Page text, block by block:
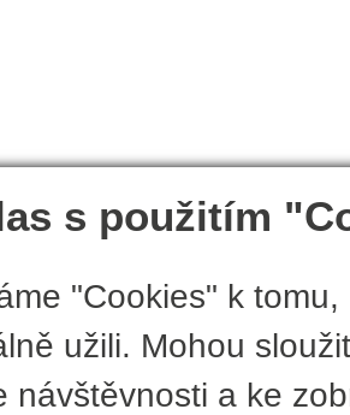
s použitím
"Cookies" k
užili. Mohou
návštěvnosti a ke